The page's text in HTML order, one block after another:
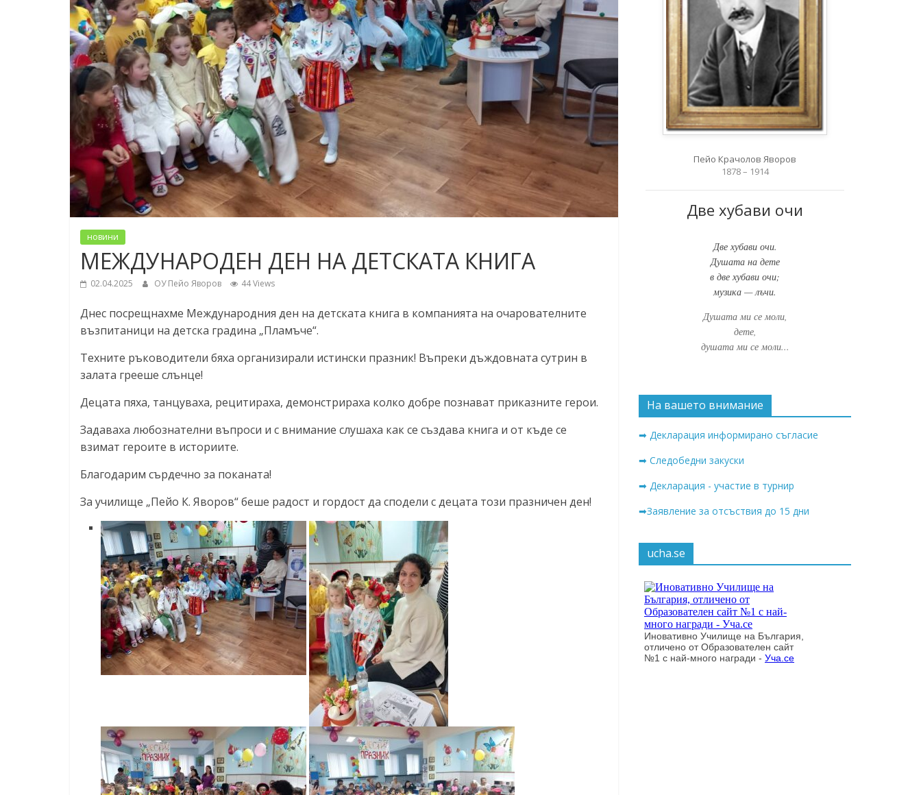
новини
МЕЖДУНАРОДЕН ДЕН НА ДЕТСКАТА КНИГА
02.04.2025 ОУ Пейо Яворов 44 Views
Днес посрещнахме Международния ден на детската книга в компанията на очарователните
възпитаници на детска градина „Пламъче“.
Техните ръководители бяха организирали истински празник! Въпреки дъждовната сутрин в
залата грееше слънце!
Децата пяха, танцуваха, рецитираха, демонстрираха колко добре познават приказните герои.
Задаваха любознателни въпроси и с внимание слушаха как се създава книга и от къде се
взимат героите в историите.
Благодарим сърдечно за поканата!
За училище „Пейо К. Яворов“ беше радост и гордост да сподели с децата този празничен ден!
Пейо Крачолов Яворов
1878 – 1914
Две хубави очи
Две хубави очи.
Душата на дете
в две хубави очи;
музика — лъчи.
Душата ми се моли,
дете,
душата ми се моли...
На вашето внимание
➡ Декларация информирано съгласие
➡ Следобедни закуски
➡ Декларация - участие в турнир
➡Заявление за отсъствия до 15 дни
ucha.se